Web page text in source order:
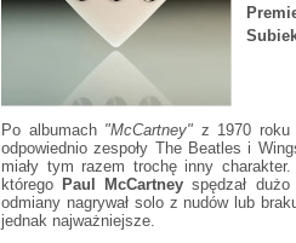
Po albumach "McCartney" z 1970 roku
odpowiednio zespoły The Beatles i
miały tym razem trochę inny
którego Paul McCartney spędzał
odmiany nagrywał solo z nudów lub
jednak najważniejsze.